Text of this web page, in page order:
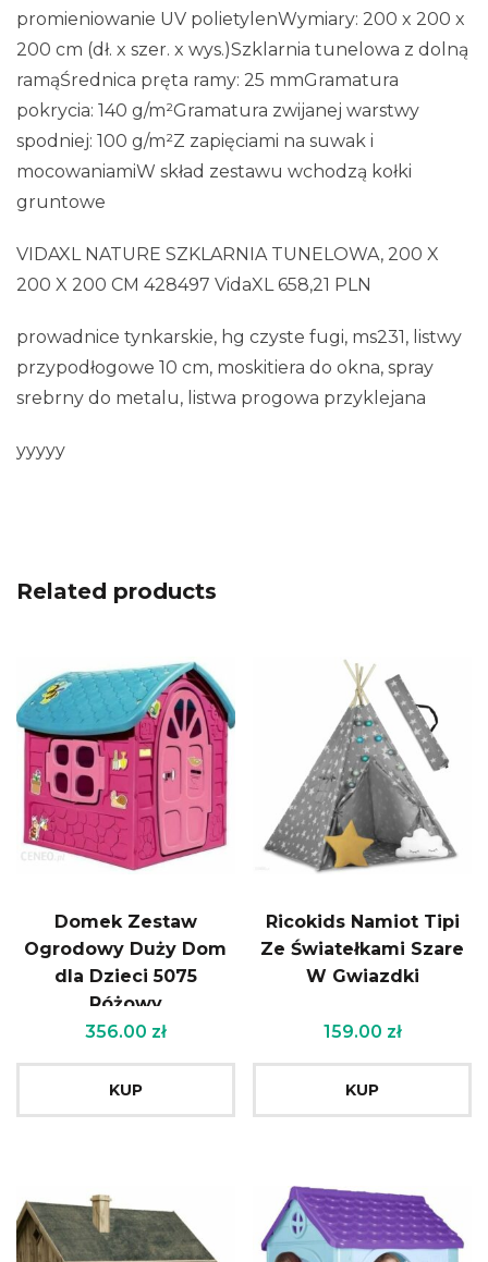
promieniowanie UV polietylenWymiary: 200 x 200 x
200 cm (dł. x szer. x wys.)Szklarnia tunelowa z dolną
ramąŚrednica pręta ramy: 25 mmGramatura
pokrycia: 140 g/m²Gramatura zwijanej warstwy
spodniej: 100 g/m²Z zapięciami na suwak i
mocowaniamiW skład zestawu wchodzą kołki
gruntowe
VIDAXL NATURE SZKLARNIA TUNELOWA, 200 X
200 X 200 CM 428497 VidaXL 658,21 PLN
prowadnice tynkarskie, hg czyste fugi, ms231, listwy
przypodłogowe 10 cm, moskitiera do okna, spray
srebrny do metalu, listwa progowa przyklejana
yyyyy
Related products
Domek Zestaw
Ogrodowy Duży Dom
dla Dzieci 5075
Różowy
356.00 zł
KUP
Ricokids Namiot Tipi
Ze Światełkami Szare
W Gwiazdki
159.00 zł
KUP